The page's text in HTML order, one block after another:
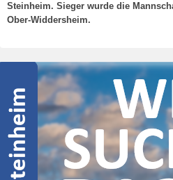
Steinheim. Sieger wurde die
Ober-Widdersheim.